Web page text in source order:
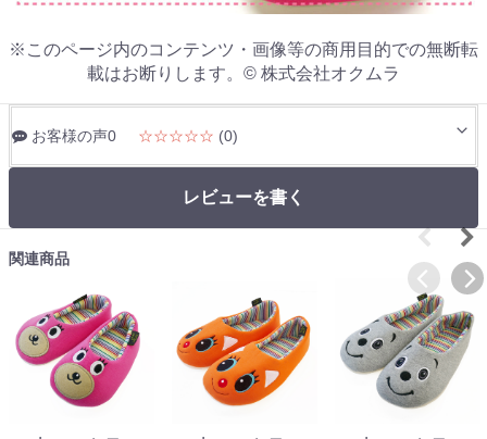
※このページ内のコンテンツ・画像等の商用目的での無断転
載はお断りします。© 株式会社オクムラ
お客様の声0 ☆☆☆☆☆ (0)
レビューを書く
関連商品